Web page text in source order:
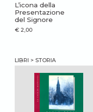
L’icona della
Presentazione
del Signore
€ 2,00
LIBRI > STORIA